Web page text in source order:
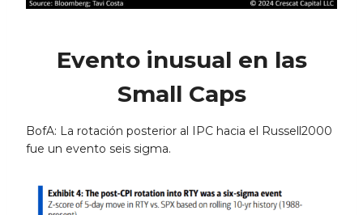
Evento inusual en las
Small Caps
BofA: La rotación posterior al IPC hacia el Russell2000
fue un evento seis sigma.